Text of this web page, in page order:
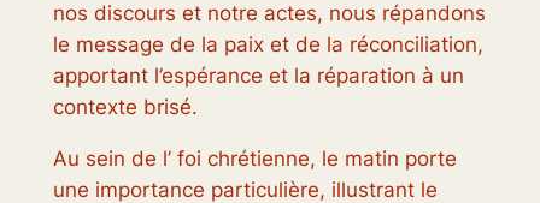
nos discours et notre actes, nous répandons
le message de la paix et de la réconciliation,
apportant l’espérance et la réparation à un
contexte brisé.
Au sein de l’ foi chrétienne, le matin porte
une importance particulière, illustrant le